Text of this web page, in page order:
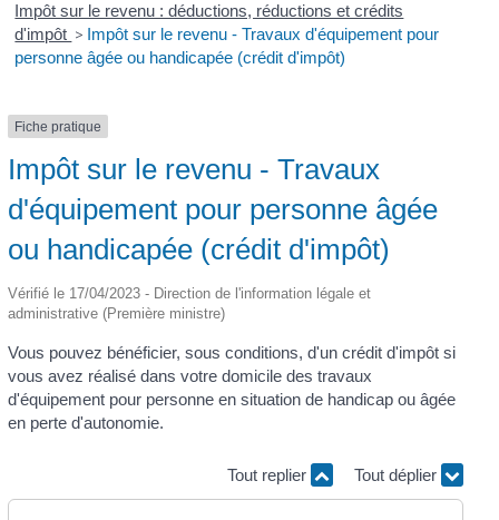
Impôt sur le revenu : déductions, réductions et crédits
d'impôt > Impôt sur le revenu - Travaux d'équipement pour
personne âgée ou handicapée (crédit d'impôt)
Fiche pratique
Impôt sur le revenu - Travaux
d'équipement pour personne âgée
ou handicapée (crédit d'impôt)
Vérifié le 17/04/2023 - Direction de l'information légale et
administrative (Première ministre)
Vous pouvez bénéficier, sous conditions, d'un crédit d'impôt si
vous avez réalisé dans votre domicile des travaux
d'équipement pour personne en situation de handicap ou âgée
en perte d'autonomie.
Tout replier Tout déplier